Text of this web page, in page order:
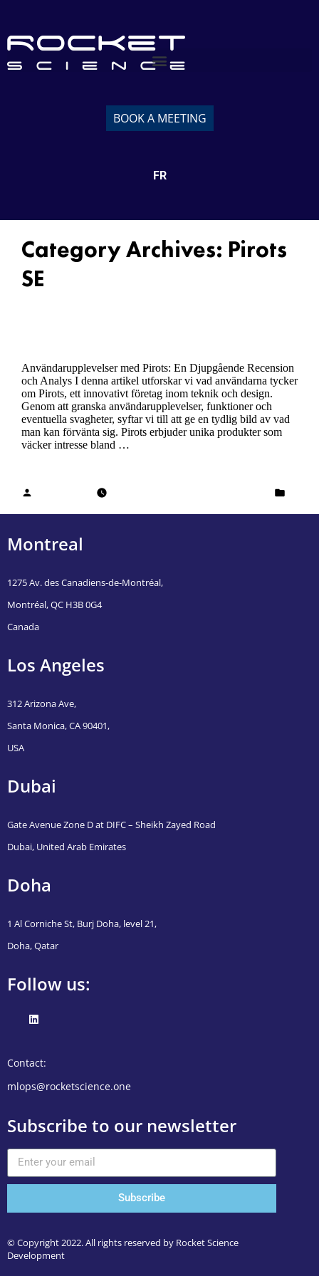
BOOK A MEETING
FR
Category Archives: Pirots
SE
Användarupplevelser med Pirots: En Djupgående Recension
och Analys I denna artikel utforskar vi vad användarna tycker
om Pirots, ett innovativt företag inom teknik och design.
Genom att granska användarupplevelser, funktioner och
eventuella svagheter, syftar vi till att ge en tydlig bild av vad
man kan förvänta sig. Pirots erbjuder unika produkter som
väcker intresse bland …
Montreal
1275 Av. des Canadiens-de-Montréal,
Montréal, QC H3B 0G4
Canada
Los Angeles
312 Arizona Ave,
Santa Monica, CA 90401,
USA
Dubai
Gate Avenue Zone D at DIFC – Sheikh Zayed Road
Dubai, United Arab Emirates
Doha
1 Al Corniche St, Burj Doha, level 21,
Doha, Qatar
Follow us:
Contact:
mlops@rocketscience.one
Subscribe to our newsletter
Subscribe
© Copyright 2022. All rights reserved by Rocket Science
Development